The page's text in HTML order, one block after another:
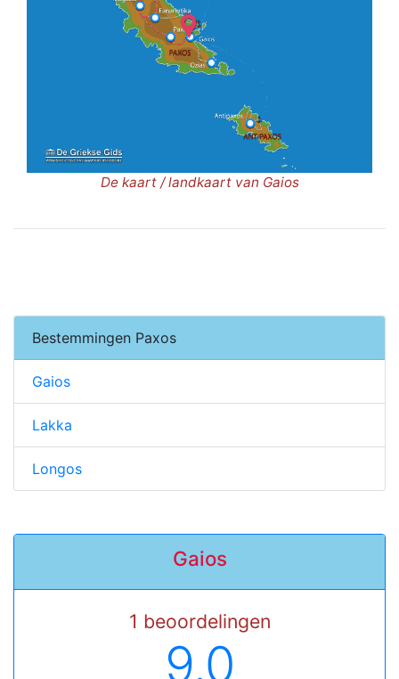
De kaart / landkaart van Gaios
Bestemmingen Paxos
Gaios
Lakka
Longos
Gaios
1 beoordelingen
9.0